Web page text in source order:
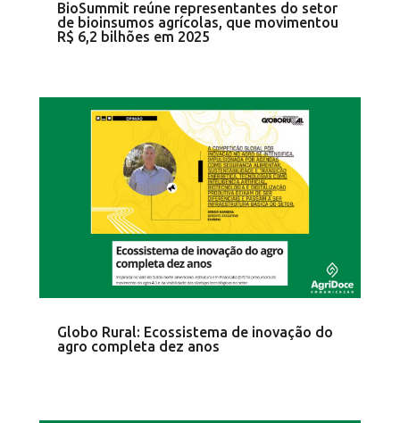
BioSummit reúne representantes do setor
de bioinsumos agrícolas, que movimentou
R$ 6,2 bilhões em 2025
Globo Rural: Ecossistema de inovação do
agro completa dez anos